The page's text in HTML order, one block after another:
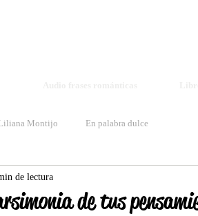
Montijo En palabra dulce
de tus
de lectura